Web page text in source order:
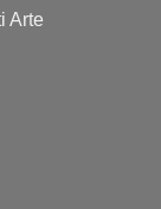
Arte